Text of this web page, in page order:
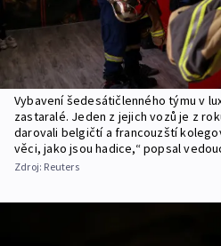
Vybavení šedesátičlenného týmu v
zastaralé. Jeden z jejich vozů je z
darovali belgičtí a francouzští
věci, jako jsou hadice,“ popsal
Zdroj: Reuters